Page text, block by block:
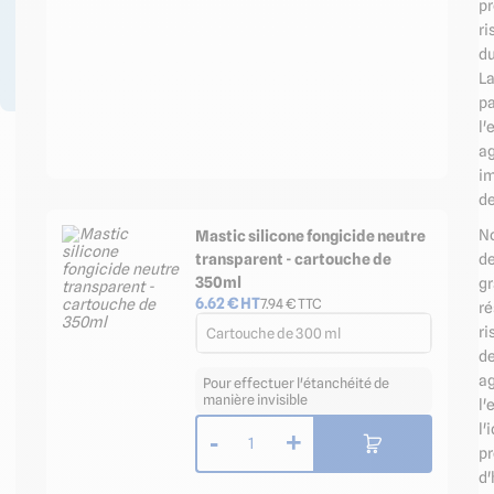
Mastic silicone fongicide neutre
transparent - cartouche de
350ml
6.62€ HT7.94€ TTC
Cartouche de 300 ml
Pour effectuer l'étanchéité de
manière invisible
- 1 +